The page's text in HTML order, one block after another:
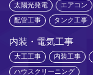
太陽光発電 エアコン
配管工事 タンク工事
内装・電気工事
大工工事 内装工事
ハウスクリーニング